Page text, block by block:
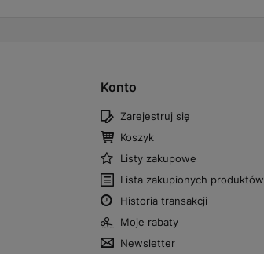
Konto
Zarejestruj się
Koszyk
Listy zakupowe
Lista zakupionych produktów
Historia transakcji
Moje rabaty
Newsletter